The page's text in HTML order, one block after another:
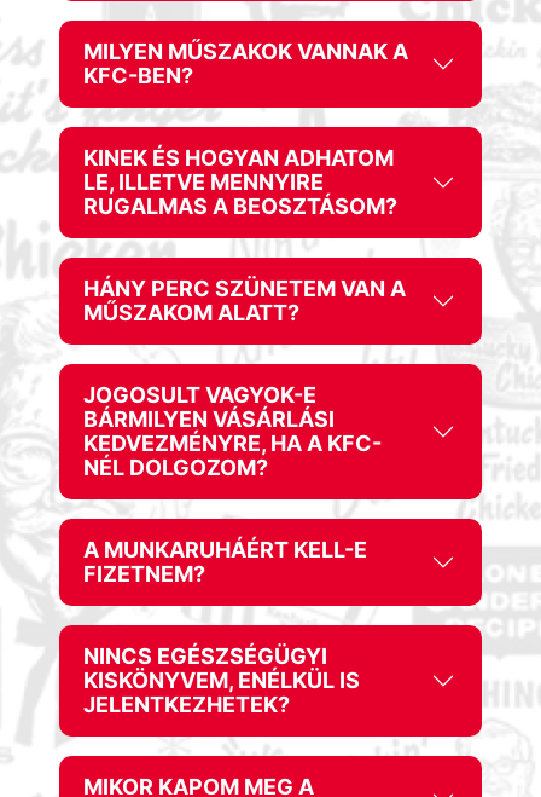
MILYEN MŰSZAKOK VANNAK A
KFC-BEN?
KINEK ÉS HOGYAN ADHATOM
LE, ILLETVE MENNYIRE
RUGALMAS A BEOSZTÁSOM?
HÁNY PERC SZÜNETEM VAN A
MŰSZAKOM ALATT?
JOGOSULT VAGYOK-E
BÁRMILYEN VÁSÁRLÁSI
KEDVEZMÉNYRE, HA A KFC-
NÉL DOLGOZOM?
A MUNKARUHÁÉRT KELL-E
FIZETNEM?
NINCS EGÉSZSÉGÜGYI
KISKÖNYVEM, ENÉLKÜL IS
JELENTKEZHETEK?
MIKOR KAPOM MEG A